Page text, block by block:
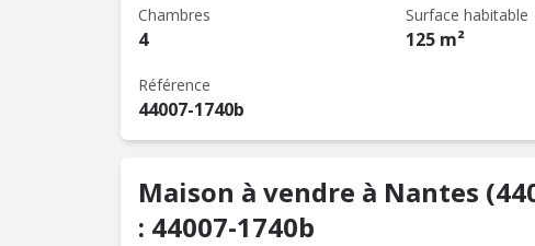
Chambres
4
Surface habitable
125 m²
Référence
44007-1740b
Maison à vendre à Nantes
: 44007-1740b